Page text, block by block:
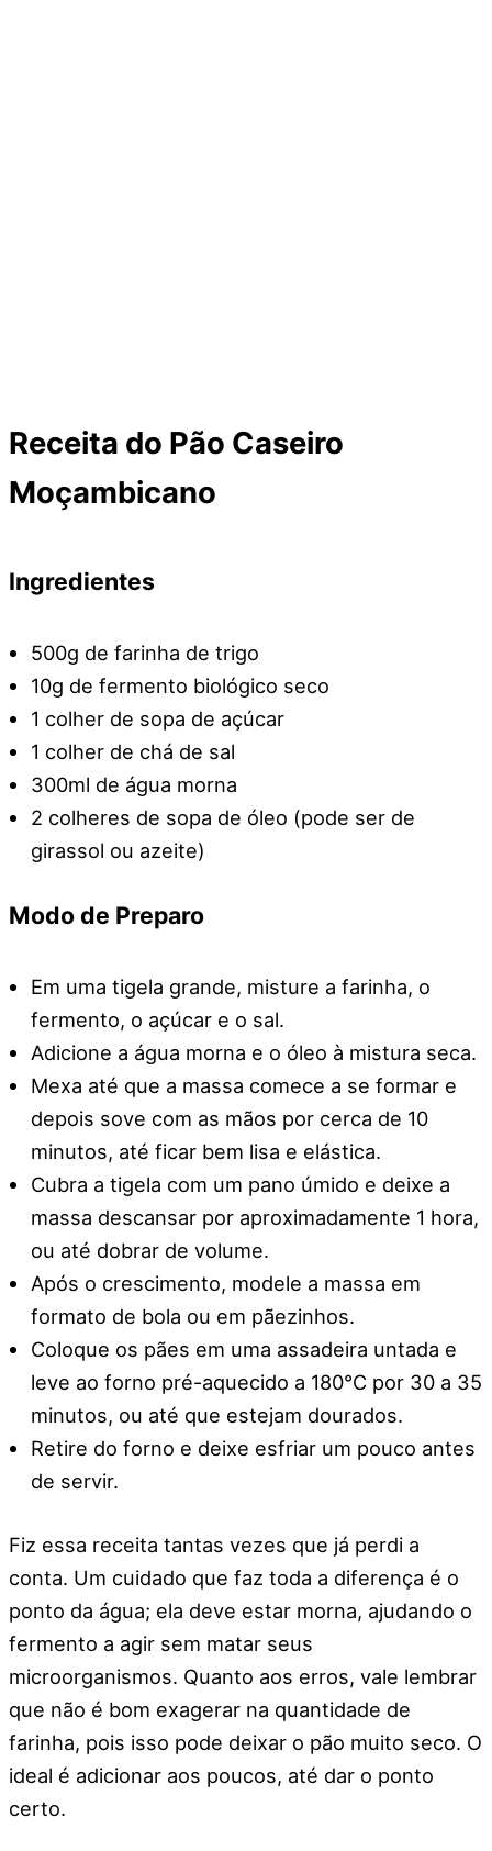
Receita do Pão Caseiro
Moçambicano
Ingredientes
500g de farinha de trigo
10g de fermento biológico seco
1 colher de sopa de açúcar
1 colher de chá de sal
300ml de água morna
2 colheres de sopa de óleo (pode ser de
girassol ou azeite)
Modo de Preparo
Em uma tigela grande, misture a farinha, o
fermento, o açúcar e o sal.
Adicione a água morna e o óleo à mistura seca.
Mexa até que a massa comece a se formar e
depois sove com as mãos por cerca de 10
minutos, até ficar bem lisa e elástica.
Cubra a tigela com um pano úmido e deixe a
massa descansar por aproximadamente 1 hora,
ou até dobrar de volume.
Após o crescimento, modele a massa em
formato de bola ou em pãezinhos.
Coloque os pães em uma assadeira untada e
leve ao forno pré-aquecido a 180°C por 30 a 35
minutos, ou até que estejam dourados.
Retire do forno e deixe esfriar um pouco antes
de servir.
Fiz essa receita tantas vezes que já perdi a
conta. Um cuidado que faz toda a diferença é o
ponto da água; ela deve estar morna, ajudando o
fermento a agir sem matar seus
microorganismos. Quanto aos erros, vale lembrar
que não é bom exagerar na quantidade de
farinha, pois isso pode deixar o pão muito seco. O
ideal é adicionar aos poucos, até dar o ponto
certo.